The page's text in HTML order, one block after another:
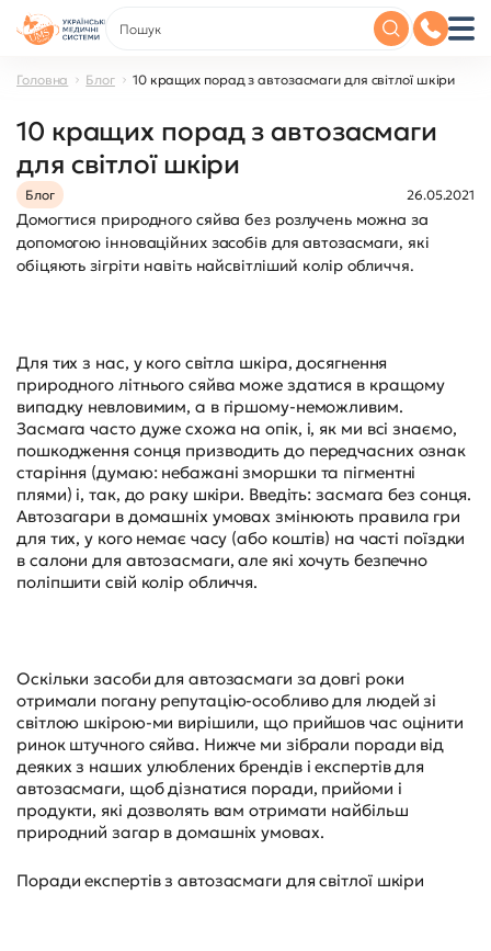
Головна Блог 10 кращих порад з автозасмаги для світлої шкіри
10 кращих порад з автозасмаги
для світлої шкіри
Блог 26.05.2021
Домогтися природного сяйва без розлучень можна за
допомогою інноваційних засобів для автозасмаги, які
обіцяють зігріти навіть найсвітліший колір обличчя.
Для тих з нас, у кого світла шкіра, досягнення
природного літнього сяйва може здатися в кращому
випадку невловимим, а в гіршому-неможливим.
Засмага часто дуже схожа на опік, і, як ми всі знаємо,
пошкодження сонця призводить до передчасних ознак
старіння (думаю: небажані зморшки та пігментні
плями) і, так, до раку шкіри. Введіть: засмага без сонця.
Автозагари в домашніх умовах змінюють правила гри
для тих, у кого немає часу (або коштів) на часті поїздки
в салони для автозасмаги, але які хочуть безпечно
поліпшити свій колір обличчя.
Оскільки засоби для автозасмаги за довгі роки
отримали погану репутацію-особливо для людей зі
світлою шкірою-ми вирішили, що прийшов час оцінити
ринок штучного сяйва. Нижче ми зібрали поради від
деяких з наших улюблених брендів і експертів для
автозасмаги, щоб дізнатися поради, прийоми і
продукти, які дозволять вам отримати найбільш
природний загар в домашніх умовах.
Поради експертів з автозасмаги для світлої шкіри